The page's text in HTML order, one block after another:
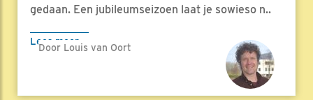
gedaan. Een jubileumseizoen laat je sowieso n..
Lees meer
Door Louis van Oort